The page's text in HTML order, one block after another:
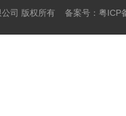
公司 版权所有 备案号：粤ICP